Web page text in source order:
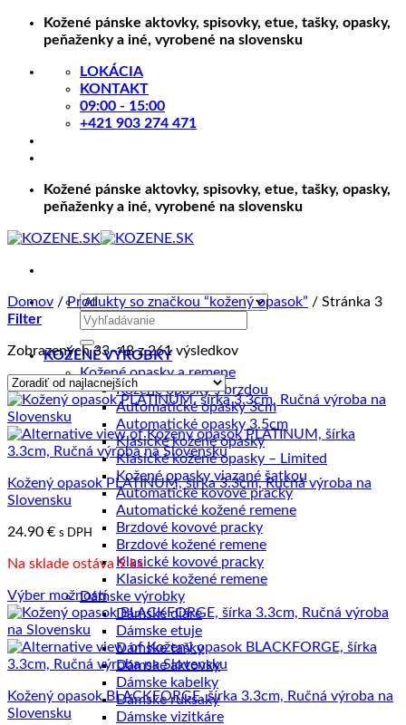
Skip
Kožené pánske aktovky, spisovky, etue, tašky, opasky,
peňaženky a iné, vyrobené na slovensku
LOKÁCIA
KONTAKT
09:00 - 15:00
+421 903 274 471
Kožené pánske aktovky, spisovky, etue, tašky, opasky,
peňaženky a iné, vyrobené na slovensku
Hľadať:
KOŽENÉ VÝROBKY
Kožené opasky a remene
Kožené opasky s brzdou
Automatické opasky 3cm
Automatické opasky 3.5cm
Klasické kožené opasky
Klasické kožené opasky – Limited
Kožené opasky viazané šatkou
Automatické kovové pracky
Automatické kožené remene
Brzdové kovové pracky
Brzdové kožené remene
Klasické kovové pracky
Klasické kožené remene
Dámske výrobky
Dámske diáre
Dámske etuje
Dámske tašky
Dámske aktovky
Dámske kabelky
Dámske ruksaky
Dámske vizitkáre
Domov / Produkty so značkou “kožený opasok” / Stránka 3
Filter
Zobrazených 33–48 z 261 výsledkovZoradené
ceny:
od
najnižšej
po
najvyššiu
Kožený opasok PLATINUM, šírka 3.3cm, Ručná výroba na
Slovensku
24.90 € s DPH
Na sklade ostáva 9 ks
Výber možností
Tento
produkt
má
viacero
Možnosti
si
Kožený opasok BLACKFORGE, šírka 3.3cm, Ručná výroba na
Slovensku